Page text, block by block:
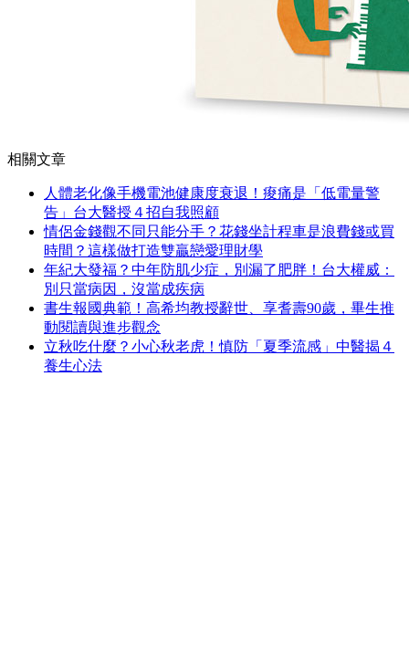
相關文章
人體老化像手機電池健康度衰退！痠痛是「低電量警
告」台大醫授４招自我照顧
情侶金錢觀不同只能分手？花錢坐計程車是浪費錢或買
時間？這樣做打造雙贏戀愛理財學
年紀大發福？中年防肌少症，別漏了肥胖！台大權威：
別只當病因，沒當成疾病
書生報國典範！高希均教授辭世、享耆壽90歲，畢生推
動閱讀與進步觀念
立秋吃什麼？小心秋老虎！慎防「夏季流感」中醫揭４
養生心法